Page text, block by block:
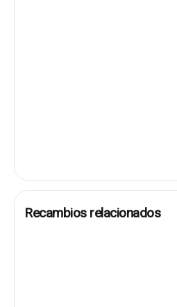
Recambios relacionados